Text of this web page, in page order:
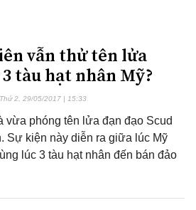
vẫn thử tên lửa
tàu hạt nhân Mỹ?
Thứ 2, 29/05/2017 | 15:33
vừa phóng tên lửa đạn đạo Scud
Sự kiện này diễn ra giữa lúc Mỹ
lúc 3 tàu hạt nhân đến bán đảo